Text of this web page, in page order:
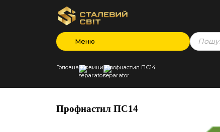
Меню
Products
search
Головна Новини Профнастил ПС14
Профнастил ПС14